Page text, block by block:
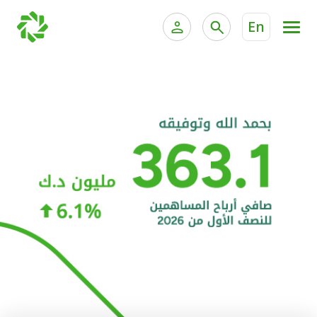
En
الخدمات المصرفية الإلكترونية للشركات
خدمة "بيتك" للتداول الإلكتروني
الحسابات المصرفية
البطاقات
"برامج العملاء"